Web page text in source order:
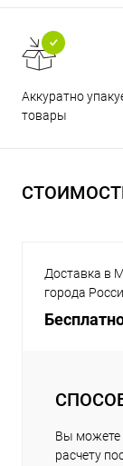
Аккуратно
товары
Доставка в
города
Вы можете
расчету